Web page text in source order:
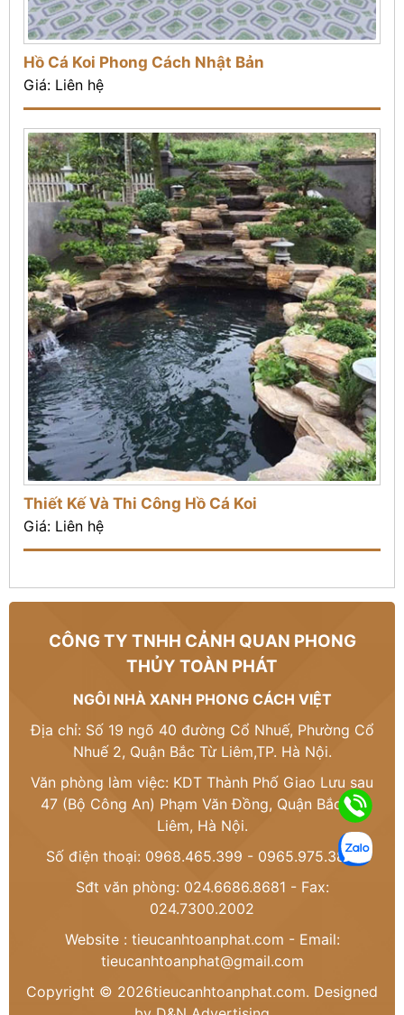
Hồ Cá Koi Phong Cách Nhật Bản
Giá: Liên hệ
Thiết Kế Và Thi Công Hồ Cá Koi
Giá: Liên hệ
CÔNG TY TNHH CẢNH QUAN PHONG
THỦY TOÀN PHÁT
NGÔI NHÀ XANH PHONG CÁCH VIỆT
Địa chỉ: Số 19 ngõ 40 đường Cổ Nhuế, Phường Cổ
Nhuế 2, Quận Bắc Từ Liêm,TP. Hà Nội.
Văn phòng làm việc: KDT Thành Phố Giao Lưu sau
47 (Bộ Công An) Phạm Văn Đồng, Quận Bắc Từ
Liêm, Hà Nội.
Số điện thoại: 0968.465.399 - 0965.975.386
Sđt văn phòng: 024.6686.8681 - Fax:
024.7300.2002
Website : tieucanhtoanphat.com - Email:
tieucanhtoanphat@gmail.com
Copyright © 2026tieucanhtoanphat.com. Designed